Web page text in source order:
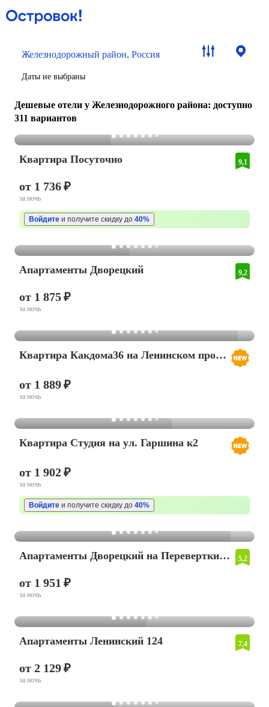
Железнодорожный район, Россия
Даты не выбраны
Дешевые отели у Железнодорожного района: доступно
311 вариантов
Квартира Посуточно 9,1
от 1 736 ₽
за ночь
Войдите и получите скидку до 40%
Апартаменты Дворецкий 9,2
от 1 875 ₽
за ночь
Квартира Какдома36 на Ленинском проспекте 124Б
от 1 889 ₽
за ночь
Квартира Студия на ул. Гаршина к2
от 1 902 ₽
за ночь
Войдите и получите скидку до 40%
Апартаменты Дворецкий на Переверткина, д.1/10 5,2
от 1 951 ₽
за ночь
Апартаменты Ленинский 124 7,4
от 2 129 ₽
за ночь